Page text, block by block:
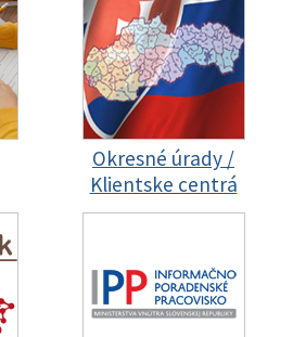
Okresné úrady /
Klientske centrá